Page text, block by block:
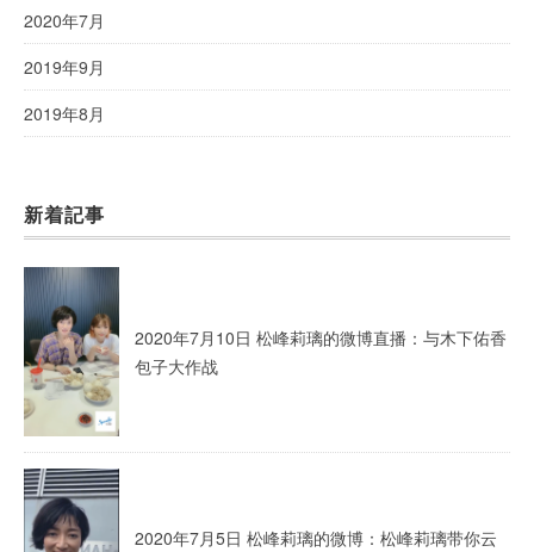
2020年7月
2019年9月
2019年8月
新着記事
2020年7月10日 松峰莉璃的微博直播：与木下佑香
包子大作战
2020年7月5日 松峰莉璃的微博：松峰莉璃带你云